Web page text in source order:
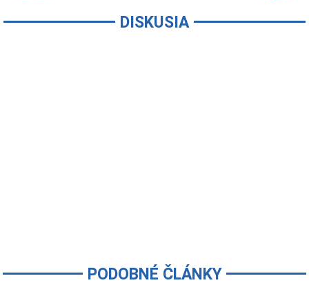
DISKUSIA
PODOBNÉ ČLÁNKY